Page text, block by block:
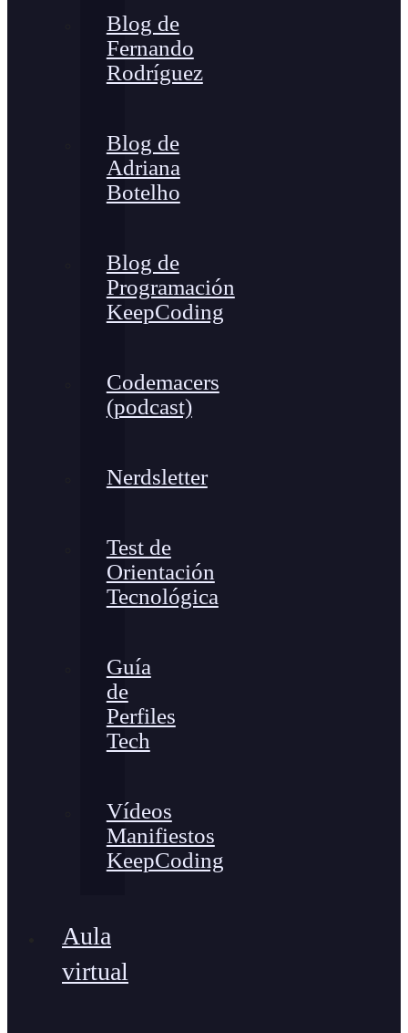
Blog de
Fernando
Rodríguez
Blog de
Adriana
Botelho
Blog de
Programación
KeepCoding
Codemacers
(podcast)
Nerdsletter
Test de
Orientación
Tecnológica
Guía
de
Perfiles
Tech
Vídeos
Manifiestos
KeepCoding
Aula
virtual